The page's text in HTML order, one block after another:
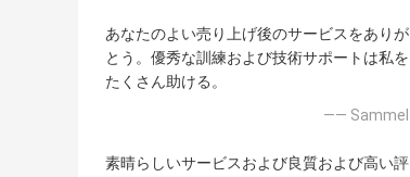
あなたのよい売り上げ後のサービスをありが
とう。優秀な訓練および技術サポートは私を
たくさん助ける。
—— Sammel
素晴らしいサービスおよび良質および高い評